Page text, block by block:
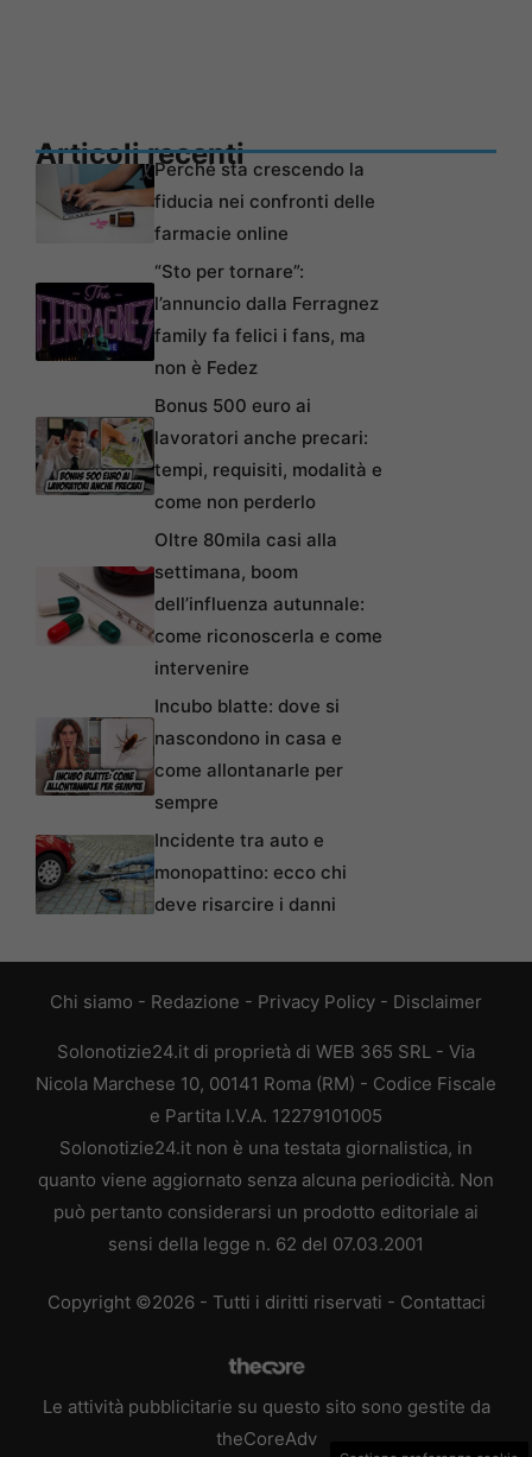
Articoli recentiPerché sta crescendo la
fiducia nei confronti delle
farmacie online
“Sto per tornare”:
l’annuncio dalla Ferragnez
family fa felici i fans, ma
non è Fedez
Bonus 500 euro ai
lavoratori anche precari:
tempi, requisiti, modalità e
come non perderlo
Oltre 80mila casi alla
settimana, boom
dell’influenza autunnale:
come riconoscerla e come
intervenire
Incubo blatte: dove si
nascondono in casa e
come allontanarle per
sempre
Incidente tra auto e
monopattino: ecco chi
deve risarcire i danni
Chi siamo - Redazione - Privacy Policy - Disclaimer
Solonotizie24.it di proprietà di WEB 365 SRL - Via
Nicola Marchese 10, 00141 Roma (RM) - Codice Fiscale
e Partita I.V.A. 12279101005
Solonotizie24.it non è una testata giornalistica, in
quanto viene aggiornato senza alcuna periodicità. Non
può pertanto considerarsi un prodotto editoriale ai
sensi della legge n. 62 del 07.03.2001
Copyright ©2026 - Tutti i diritti riservati - Contattaci
Le attività pubblicitarie su questo sito sono gestite da
theCoreAdv